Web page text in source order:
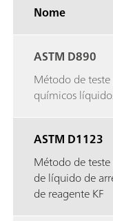
Nome
ASTM D890
Método de
químicos
ASTM D1123
Método de
de líquido de
de reagente KF